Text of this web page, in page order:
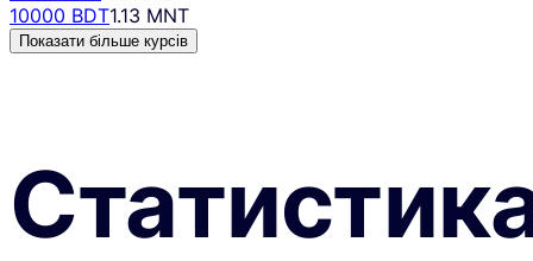
10000 BDT1.13 MNT
Показати більше курсів